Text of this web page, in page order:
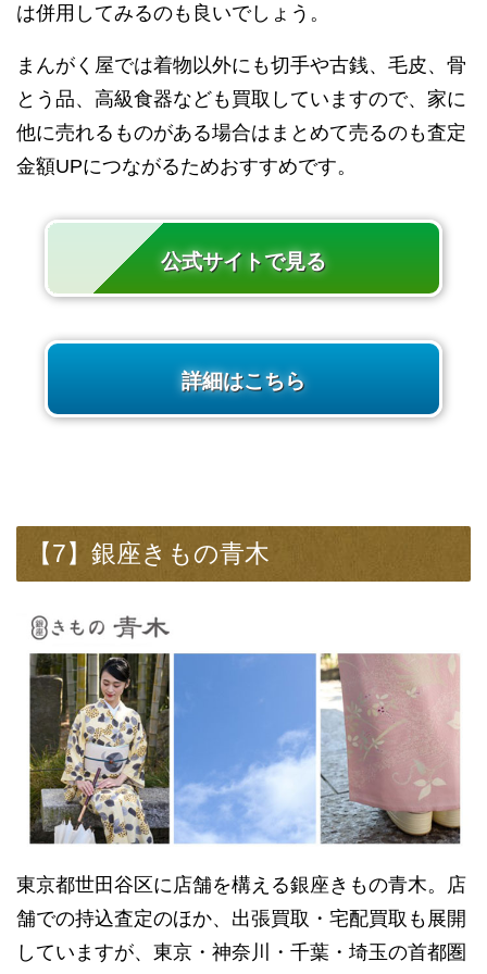
は併用してみるのも良いでしょう。
まんがく屋では着物以外にも切手や古銭、毛皮、骨
とう品、高級食器なども買取していますので、家に
他に売れるものがある場合はまとめて売るのも査定
金額UPにつながるためおすすめです。
公式サイトで見る
詳細はこちら
【7】銀座きもの青木
東京都世田谷区に店舗を構える銀座きもの青木。店
舗での持込査定のほか、出張買取・宅配買取も展開
していますが、東京・神奈川・千葉・埼玉の首都圏